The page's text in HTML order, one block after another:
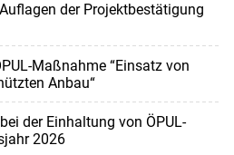
der Projektbestätigung
Maßnahme “Einsatz von
Anbau“
der Einhaltung von ÖPUL-
2026